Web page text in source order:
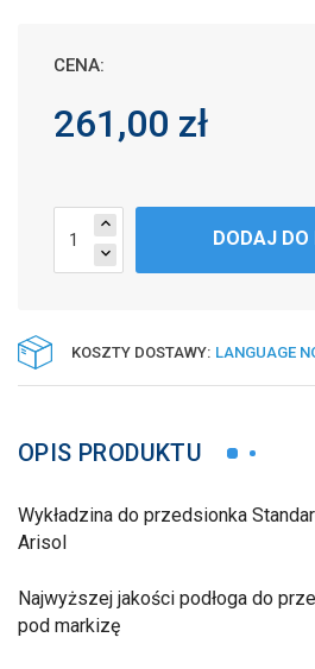
CENA:
261,00 zł
expand_more
expand_less
DODAJ
KOSZTY DOSTAWY: LANGUAGE
OPIS PRODUKTU
Wykładzina do przedsionka
Arisol
Najwyższej jakości podłoga do
pod markizę